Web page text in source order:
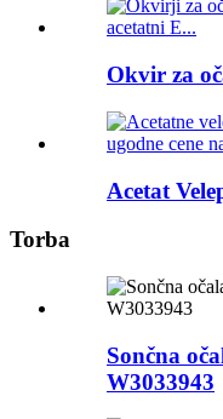
Okvir za
Acetat
Torba
Sončna
W3033943